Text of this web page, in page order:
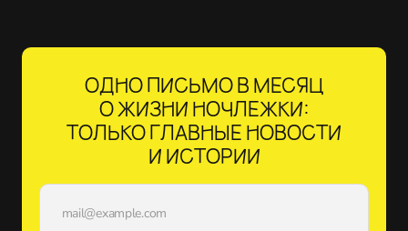
ОДНО ПИСЬМО В МЕСЯЦ
О ЖИЗНИ НОЧЛЕЖКИ:
ТОЛЬКО ГЛАВНЫЕ НОВОСТИ
И ИСТОРИИ